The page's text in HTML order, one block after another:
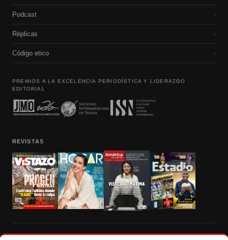
Podcast ›
Réplicas ›
Código etico ›
PREMIOS A LA EXCELENCIA PERIODÍSTICA Y LIDERAZGO
EDITORIAL
REVISTAS